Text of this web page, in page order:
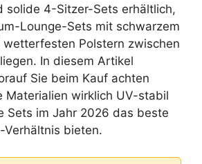
solide 4-Sitzer-Sets erhältlich,
Lounge-Sets mit schwarzem
Polstern zwischen
In diesem Artikel
Sie beim Kauf achten
Materialien wirklich UV-stabil
Sets im Jahr 2026 das beste
Verhältnis bieten.